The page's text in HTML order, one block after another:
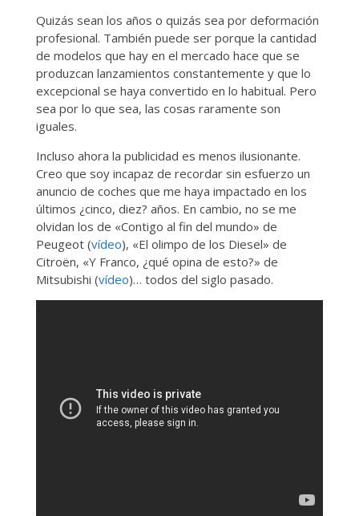
Quizás sean los años o quizás sea por deformación
profesional. También puede ser porque la cantidad
de modelos que hay en el mercado hace que se
produzcan lanzamientos constantemente y que lo
excepcional se haya convertido en lo habitual. Pero
sea por lo que sea, las cosas raramente son
iguales.
Incluso ahora la publicidad es menos ilusionante.
Creo que soy incapaz de recordar sin esfuerzo un
anuncio de coches que me haya impactado en los
últimos ¿cinco, diez? años. En cambio, no se me
olvidan los de «Contigo al fin del mundo» de
Peugeot (vídeo), «El olimpo de los Diesel» de
Citroën, «Y Franco, ¿qué opina de esto?» de
Mitsubishi (vídeo)… todos del siglo pasado.